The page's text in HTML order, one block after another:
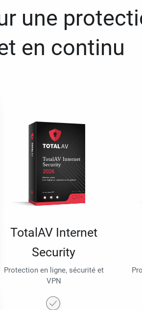
une
en continu
TotalAV Internet
Security
Protection en ligne, sécurité et
VPN